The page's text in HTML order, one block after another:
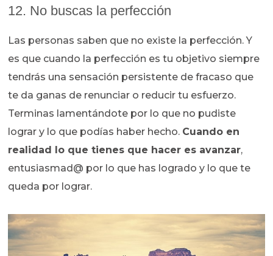
12. No buscas la perfección
Las personas saben que no existe la perfección. Y
es que cuando la perfección es tu objetivo siempre
tendrás una sensación persistente de fracaso que
te da ganas de renunciar o reducir tu esfuerzo.
Terminas lamentándote por lo que no pudiste
lograr y lo que podías haber hecho. Cuando en
realidad lo que tienes que hacer es avanzar,
entusiasmad@ por lo que has logrado y lo que te
queda por lograr.